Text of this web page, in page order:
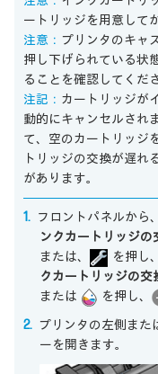
ートリッジを用意して
注意： プリンタのキャ
押し下げられている状
ることを確認してくだ
注記： カートリッジが
動的にキャンセルされ
て、空のカートリッジ
トリッジの交換が遅れ
があります。
フロントパネルから、
ンクカートリッジの
または、
を押し
クカートリッジの交
または
を押し、
プリンタの左側また
ーを開きます。